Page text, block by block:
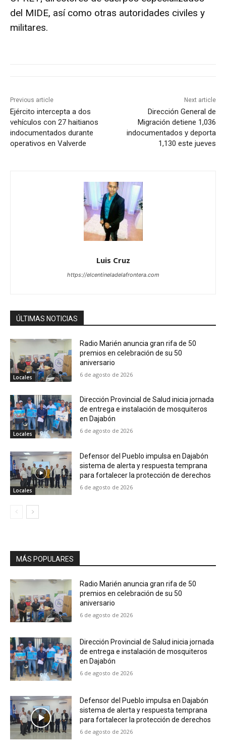
del MIDE, así como otras autoridades civiles y
militares.
Previous article
Ejército intercepta a dos
vehículos con 27 haitianos
indocumentados durante
operativos en Valverde
Next article
Dirección General de
Migración detiene 1,036
indocumentados y deporta
1,130 este jueves
Luis Cruz
https://elcentineladelafrontera.com
ÚLTIMAS NOTICIAS
Locales
Radio Marién anuncia gran rifa de 50
premios en celebración de su 50
aniversario
6 de agosto de 2026
Locales
Dirección Provincial de Salud inicia jornada
de entrega e instalación de mosquiteros
en Dajabón
6 de agosto de 2026
Locales
Defensor del Pueblo impulsa en Dajabón
sistema de alerta y respuesta temprana
para fortalecer la protección de derechos
6 de agosto de 2026
MÁS POPULARES
Radio Marién anuncia gran rifa de 50
premios en celebración de su 50
aniversario
6 de agosto de 2026
Dirección Provincial de Salud inicia jornada
de entrega e instalación de mosquiteros
en Dajabón
6 de agosto de 2026
Defensor del Pueblo impulsa en Dajabón
sistema de alerta y respuesta temprana
para fortalecer la protección de derechos
6 de agosto de 2026